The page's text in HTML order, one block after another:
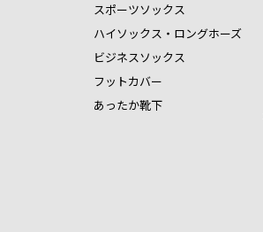
スポーツソックス
ハイソックス・ロングホーズ
ビジネスソックス
フットカバー
あったか靴下